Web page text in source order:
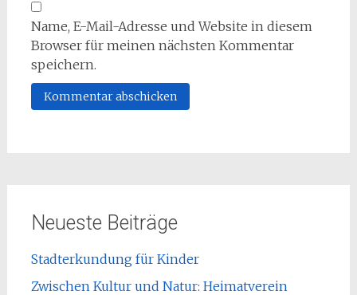
Name, E-Mail-Adresse und Website in diesem
Browser für meinen nächsten Kommentar
speichern.
Neueste Beiträge
Stadterkundung für Kinder
Zwischen Kultur und Natur: Heimatverein